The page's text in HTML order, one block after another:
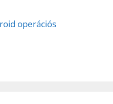
operációs